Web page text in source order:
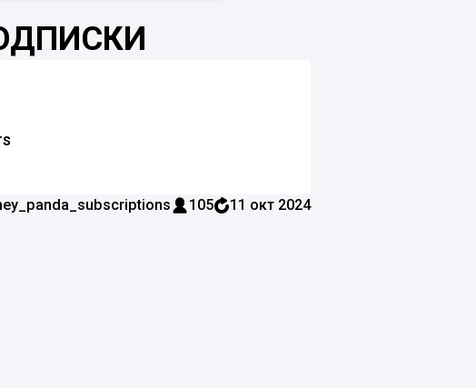
105 11 окт 2024